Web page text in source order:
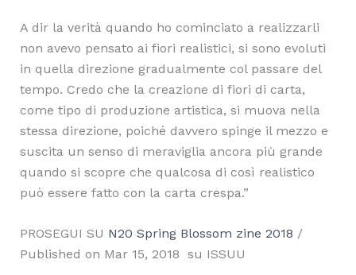
A dir la verità quando ho cominciato a realizzarli
non avevo pensato ai fiori realistici, si sono evoluti
in quella direzione gradualmente col passare del
tempo. Credo che la creazione di fiori di carta,
come tipo di produzione artistica, si muova nella
stessa direzione, poiché davvero spinge il mezzo e
suscita un senso di meraviglia ancora più grande
quando si scopre che qualcosa di così realistico
può essere fatto con la carta crespa.”
PROSEGUI SU N20 Spring Blossom zine 2018 /
Published on Mar 15, 2018 su ISSUU